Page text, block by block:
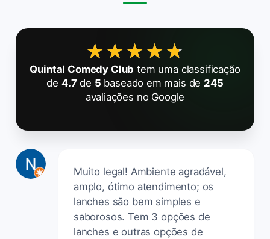
★★★★★
★★★★★
Quintal Comedy Club tem uma classificação
de 4.7de 5 baseado em mais de 245
avaliações no Google
Muito legal! Ambiente agradável,
amplo, ótimo atendimento; os
lanches são bem simples e
saborosos. Tem 3 opções de
lanches e outras opções de